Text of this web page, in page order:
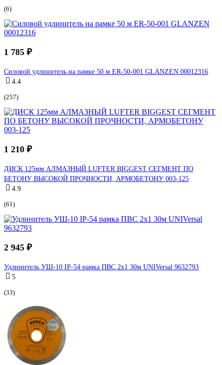
(6)
1 785 ₽
Силовой удлинитель на рамке 50 м ER-50-001 GLANZEN 00012316
4.4
(257)
1 210 ₽
ДИСК 125мм АЛМАЗНЫЙ LUFTER BIGGEST СЕГМЕНТ ПО
БЕТОНУ ВЫСОКОЙ ПРОЧНОСТИ, АРМОБЕТОНУ 003-125
4.9
(61)
2 945 ₽
Удлинитель УШ-10 IP-54 рамка ПВС 2x1 30м UNIVersal 9632793
5
(33)